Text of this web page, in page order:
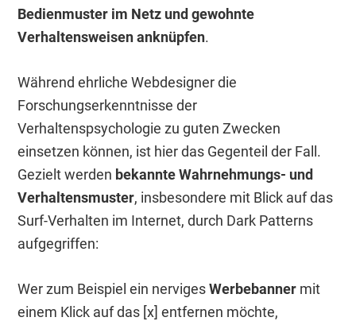
Bedienmuster im Netz und gewohnte
Verhaltensweisen anknüpfen.
Während ehrliche Webdesigner die
Forschungserkenntnisse der
Verhaltenspsychologie zu guten Zwecken
einsetzen können, ist hier das Gegenteil der Fall.
Gezielt werden bekannte Wahrnehmungs- und
Verhaltensmuster, insbesondere mit Blick auf das
Surf-Verhalten im Internet, durch Dark Patterns
aufgegriffen:
Wer zum Beispiel ein nervigesWerbebanner mit
einem Klick auf das [x] entfernen möchte,